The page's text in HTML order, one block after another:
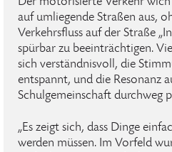
auf umliegende Straßen aus,
Verkehrsfluss auf der Straße
spürbar zu beeinträchtigen.
sich verständnisvoll, die
entspannt, und die Resonanz
Schulgemeinschaft durchweg
„Es zeigt sich, dass Dinge
werden müssen. Im Vorfeld